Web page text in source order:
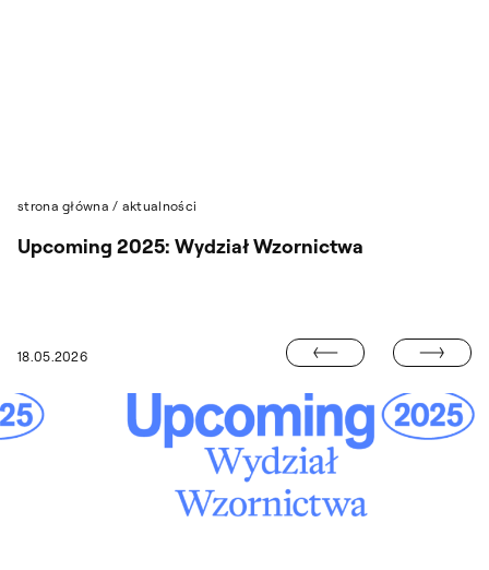
strona główna / aktualności
18.05.2026
Upcoming 2025: Wydział Wzornictwa
OPEN CALL „PRZERWA”